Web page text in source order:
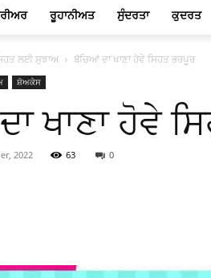
ਸ਼ਿਕਸ਼ਾ
ਪ੍ਰਸਿੱਧ
ਮੈਗਜ਼ੀਨ
ਰੂਹਾਨੀਅਤ ਸੁੰਦਰਤਾ ਕੁਦਰਤ
ਲਈ ਸੁਝਾਅ ਬੱਚਿਆਂ ਦਾ ਖਾਣਾ ਹੋਵੇ ਸਿਹਤ ਭਰਪੂਰ
ਸ਼ੋਅਕੇਸ
ਖਾਣਾ ਹੋਵੇ
2022 63 0